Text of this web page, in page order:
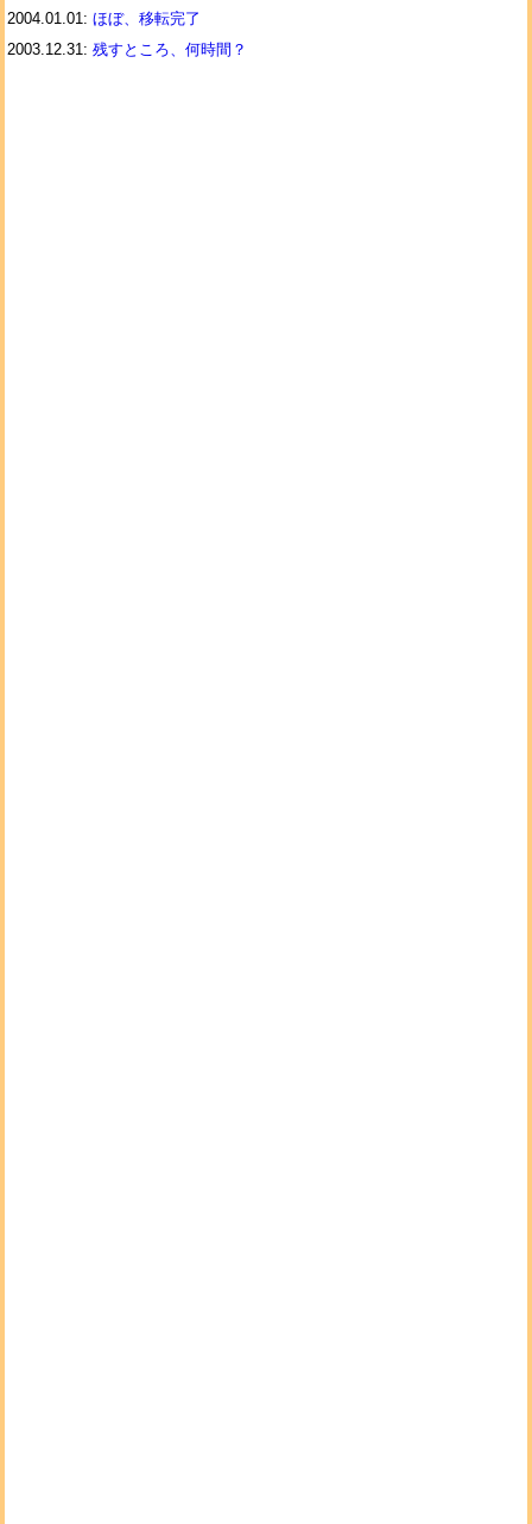
2004.01.01: ほぼ、移転完了
2003.12.31: 残すところ、何時間？